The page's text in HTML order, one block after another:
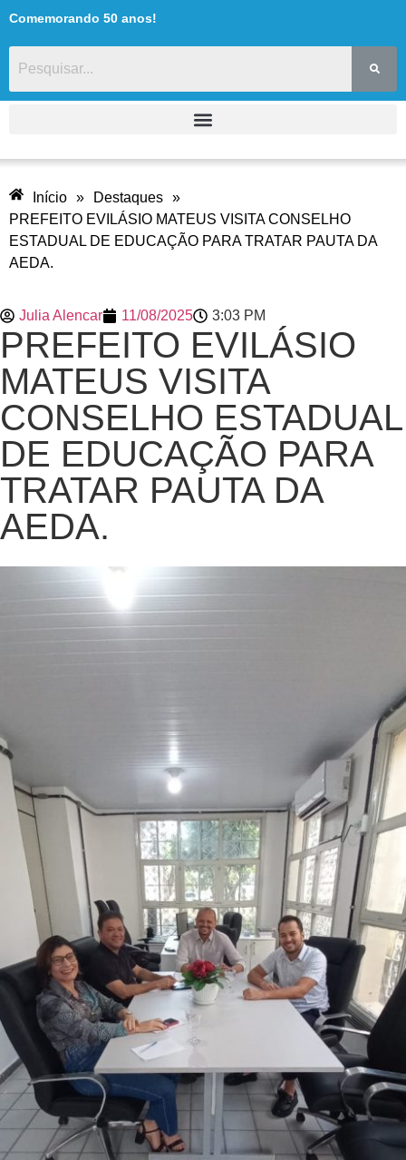
Comemorando 50 anos!
Início » Destaques »
PREFEITO EVILÁSIO MATEUS VISITA CONSELHO
ESTADUAL DE EDUCAÇÃO PARA TRATAR PAUTA DA
AEDA.
Julia Alencar 11/08/2025 3:03 PM
PREFEITO EVILÁSIO
MATEUS VISITA
CONSELHO ESTADUAL
DE EDUCAÇÃO PARA
TRATAR PAUTA DA
AEDA.